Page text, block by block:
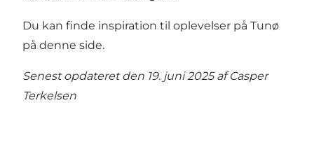
Du kan finde inspiration til oplevelser på Tunø
på denne side.
Senest opdateret den 19. juni 2025 afCasper
Terkelsen